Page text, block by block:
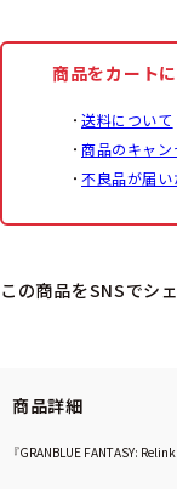
商品をカート
送料について
商品のキャ
不良品が届
この商品をSNSでシ
商品詳細
『GRANBLUE FANTASY: